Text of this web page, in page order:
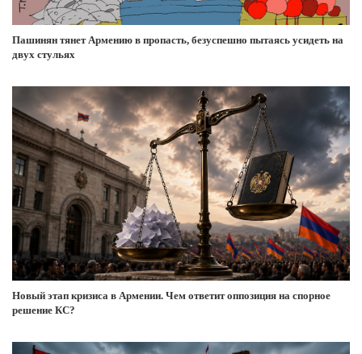
Пашинян тянет Армению в пропасть, безуспешно пытаясь усидеть на
двух стульях
Новый этап кризиса в Армении. Чем ответит оппозиция на спорное
решение КС?